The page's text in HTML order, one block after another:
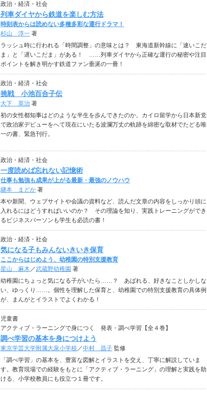
政治・経済・社会
列車ダイヤから鉄道を楽しむ方法
時刻表からは読めない多種多彩な運行ドラマ！
杉山 淳一 著
ラッシュ時に行われる「時間調整」の意味とは？ 東海道新幹線に「速いこだ
ま」と「遅いこだま」がある！ ……列車ダイヤから正確な運行の秘密や注目
ポイントを解き明かす鉄道ファン垂涎の一冊！
政治・経済・社会
挑戦 小池百合子伝
大下 英治 著
初の女性都知事はどのような半生を歩んできたのか。カイロ留学から日本新党
で政治家デビューをへて現在にいたる波瀾万丈の軌跡を綿密な取材でたどる唯
一の書、緊急刊行。
政治・経済・社会
一度読めば忘れない記憶術
仕事も勉強も成果が上がる最新・最強のノウハウ
継本 まどか 著
本や新聞、ウェブサイトや会議の資料など、読んだ文章の内容をしっかり頭に
入れるにはどうすればいいのか？ その理論を知り、実践トレーニングができ
るビジネスパーソンも学生も必読の書！
政治・経済・社会
気になる子もみんないきいき保育
ここからはじめよう、幼稚園の特別支援教育
星山 麻木／武蔵野幼稚園 著
幼稚園にちょっと気になる子がいたら……？ あばれる、好きなことしかしな
い、ゆっくり……。個性を理解した保育と、幼稚園での特別支援教育の具体例
が、まんがとイラストでよくわかる！
児童書
アクティブ・ラーニングで身につく 発表・調べ学習【全４巻】
調べ学習の基本を身につけよう
東京学芸大学附属大泉小学校／中村 昌子 監修
「調べ学習」の基本を、豊富な図解とイラストを交え、丁寧に解説していま
す。教育現場での経験をもとに「アクティブ・ラーニング」の理解と実践を助
ける、小学校教員にも役立つ１冊です。